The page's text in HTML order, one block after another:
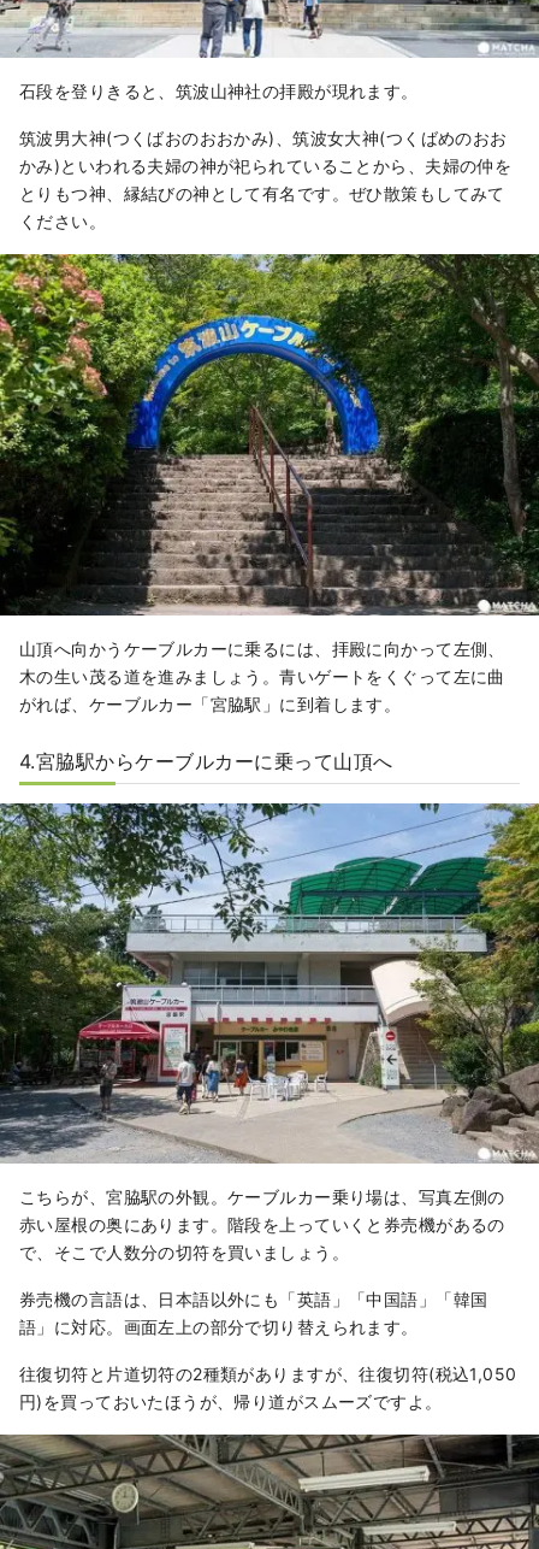
石段を登りきると、筑波山神社の拝殿が現れます。
筑波男大神(つくばおのおおかみ)、筑波女大神(つくばめのおお
かみ)といわれる夫婦の神が祀られていることから、夫婦の仲を
とりもつ神、縁結びの神として有名です。ぜひ散策もしてみて
ください。
山頂へ向かうケーブルカーに乗るには、拝殿に向かって左側、
木の生い茂る道を進みましょう。青いゲートをくぐって左に曲
がれば、ケーブルカー「宮脇駅」に到着します。
4.宮脇駅からケーブルカーに乗って山頂へ
こちらが、宮脇駅の外観。ケーブルカー乗り場は、写真左側の
赤い屋根の奥にあります。階段を上っていくと券売機があるの
で、そこで人数分の切符を買いましょう。
券売機の言語は、日本語以外にも「英語」「中国語」「韓国
語」に対応。画面左上の部分で切り替えられます。
往復切符と片道切符の2種類がありますが、往復切符(税込1,050
円)を買っておいたほうが、帰り道がスムーズですよ。